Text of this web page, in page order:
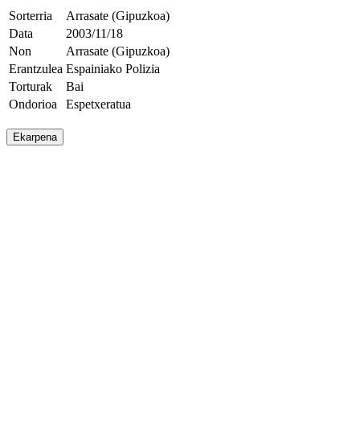
Sorterria
Arrasate (Gipuzkoa)
Data
2003/11/18
Non
Arrasate (Gipuzkoa)
Erantzulea Espainiako Polizia
Torturak
Bai
Ondorioa
Espetxeratua